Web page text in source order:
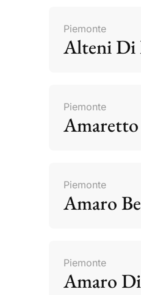
Piemonte
Alteni Di
Piemonte
Piemonte
Amaro
Piemonte
Amaro